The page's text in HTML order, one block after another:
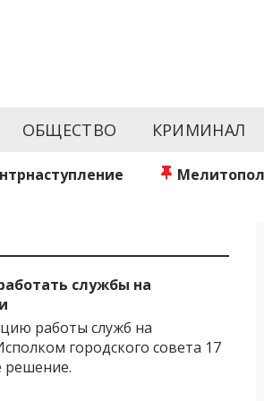
города Запорожья. Каждый
и персоны Запорожья.
города Запорожья и области.
ОБЩЕСТВО КРИМИНАЛ
службы на
работы служб на
городского совета 17
решение.